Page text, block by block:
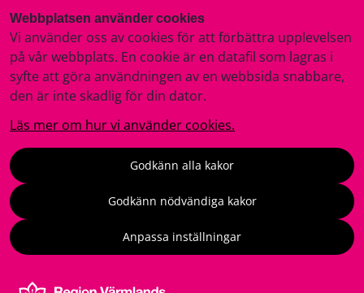
Webbplatsen använder cookies
Vi använder oss av cookies för att förbättra upplevelsen
på vår webbplats. En cookie är en datafil som lagras i
syfte att göra användningen av en webbsida snabbare,
den är inte skadlig för din dator.
Läs mer om hur vi använder cookies.
Godkänn alla kakor
Godkänn nödvändiga kakor
Anpassa inställningar